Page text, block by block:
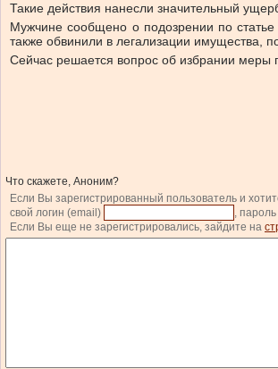
Такие действия нанесли значительный
Мужчине сообщено о подозрении по
также обвинили в легализации имущества,
Сейчас решается вопрос об избрании меры
Что скажете, Аноним?
Если Вы зарегистрированный пользователь и
свой логин (email)
, пароль
Если Вы еще не зарегистрировались, зайдите на